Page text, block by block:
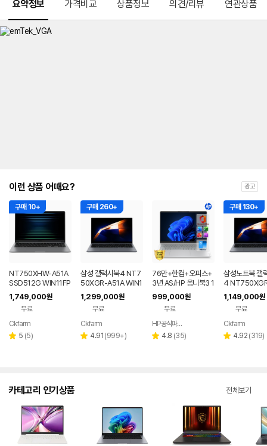
요약정보 가격비교 상품정보 의견/리뷰 연관상품
이런 상품 어때요? 광고
구매 10+
NT750XHW-A51A
SSD512G WIN11FP
P(버젼UP설치) 삼성
전자 갤럭시북5 노트
1,749,000원
무료
Ckfarm
별 5 리
(5)
구매 260+
삼성 갤럭시북4 NT7
50XGR-A51A WIN1
1 FPP(버젼UP설치)
업무용 학생용 사무용
노트북 문스톤그레이
1,299,000원
무료
페이
Ckfarm
별 4.91 리
(999+)
76만+한컴+오피스+
3년 AS/HP 옴니북3 1
6인치 사무용 대학생
저렴한 대학생 노트북
999,000원
무료
HP공식파트너 이텍컴퓨터
별 4.8 리
(35)
구매 130+
삼성노트북 갤
4
3세대 16G
무용 업무용 학
성비 노트북
1,149,000원
무료
페이
Ckfarm
별 4.92 리
(319)
카테고리 인기상품 전체보기